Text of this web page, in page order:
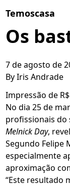
Temoscasa
Os
7 de agosto de
ByIris Andrade
Impressão de
No dia 25 de
profissionais do
Melnick Day,
Segundo Felipe
especialmente
aproximação
“Este resultado